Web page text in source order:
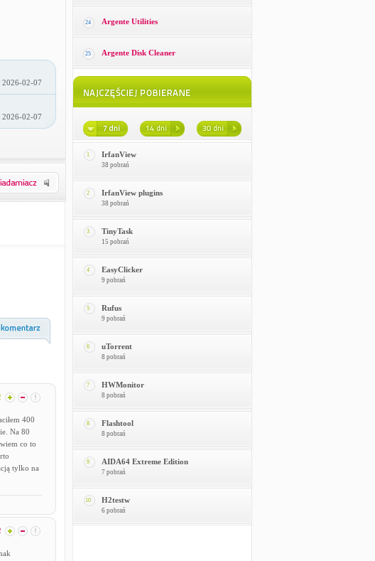
2026-02-07
2026-02-07
400
Na 80
co to
tylko na
24 Argente Utilities
25 Argente Disk Cleaner
1 IrfanView
38 pobrań
2 IrfanView plugins
38 pobrań
3 TinyTask
15 pobrań
4 EasyClicker
9 pobrań
5 Rufus
9 pobrań
6 uTorrent
8 pobrań
7 HWMonitor
8 pobrań
8 Flashtool
8 pobrań
9 AIDA64 Extreme Edition
7 pobrań
10 H2testw
6 pobrań